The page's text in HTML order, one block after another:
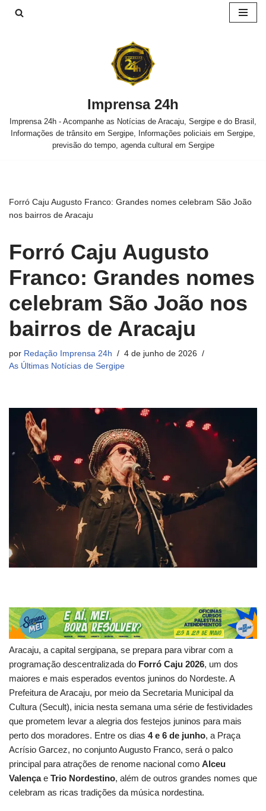
Imprensa 24h
Imprensa 24h - Acompanhe as Notícias de Aracaju, Sergipe e do Brasil,
Informações de trânsito em Sergipe, Informações policiais em Sergipe,
previsão do tempo, agenda cultural em Sergipe
Forró Caju Augusto Franco: Grandes nomes celebram São João
nos bairros de Aracaju
Forró Caju Augusto
Franco: Grandes nomes
celebram São João nos
bairros de Aracaju
por Redação Imprensa 24h
4 de junho de 2026
As Últimas Notícias de Sergipe
Aracaju, a capital sergipana, se prepara para vibrar com a
programação descentralizada do Forró Caju 2026, um dos
maiores e mais esperados eventos juninos do Nordeste. A
Prefeitura de Aracaju, por meio da Secretaria Municipal da
Cultura (Secult), inicia nesta semana uma série de festividades
que prometem levar a alegria dos festejos juninos para mais
perto dos moradores. Entre os dias 4 e 6 de junho, a Praça
Acrísio Garcez, no conjunto Augusto Franco, será o palco
principal para atrações de renome nacional como Alceu
Valençae Trio Nordestino, além de outros grandes nomes que
celebram as ricas tradições da música nordestina.